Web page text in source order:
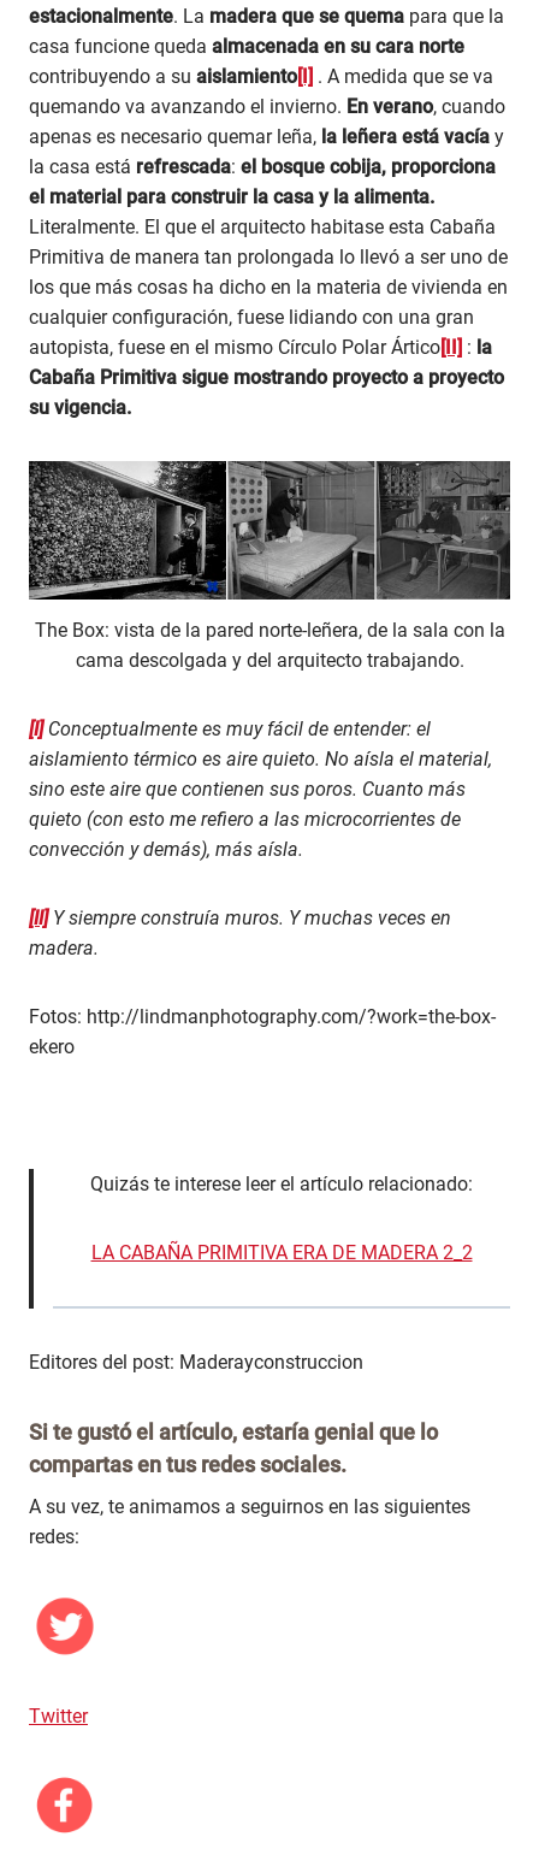
estacionalmente. La madera que se quema para que la
casa funcione queda almacenada en su cara norte
contribuyendo a su aislamiento[I] . A medida que se va
quemando va avanzando el invierno. En verano, cuando
apenas es necesario quemar leña, la leñera está vacía y
la casa está refrescada: el bosque cobija, proporciona
el material para construir la casa y la alimenta.
Literalmente. El que el arquitecto habitase esta Cabaña
Primitiva de manera tan prolongada lo llevó a ser uno de
los que más cosas ha dicho en la materia de vivienda en
cualquier configuración, fuese lidiando con una gran
autopista, fuese en el mismo Círculo Polar Ártico[II] : la
Cabaña Primitiva sigue mostrando proyecto a proyecto
su vigencia.
The Box: vista de la pared norte-leñera, de la sala con la
cama descolgada y del arquitecto trabajando.
[I]Conceptualmente es muy fácil de entender: el
aislamiento térmico es aire quieto. No aísla el material,
sino este aire que contienen sus poros. Cuanto más
quieto (con esto me refiero a las microcorrientes de
convección y demás), más aísla.
[II]Y siempre construía muros. Y muchas veces en
madera.
Fotos: http://lindmanphotography.com/?work=the-box-
ekero
Quizás te interese leer el artículo relacionado:
LA CABAÑA PRIMITIVA ERA DE MADERA 2_2
Editores del post: Maderayconstruccion
Si te gustó el artículo, estaría genial que lo
compartas en tus redes sociales.
A su vez, te animamos a seguirnos en las siguientes
redes:
Twitter